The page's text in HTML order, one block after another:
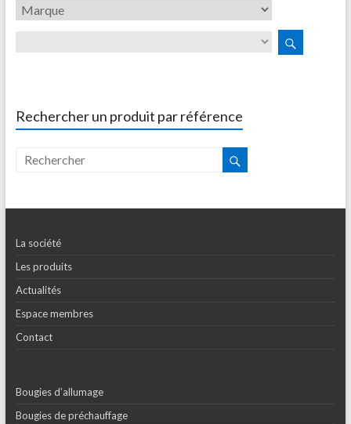
Rechercher un produit par référence
La société
Les produits
Actualités
Espace membres
Contact
Bougies d’allumage
Bougies de préchauffage